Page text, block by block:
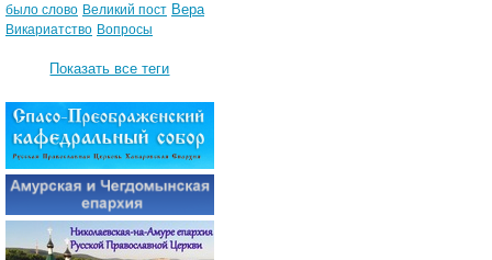
было слово Великий пост Вера
Викариатство Вопросы
Показать все теги